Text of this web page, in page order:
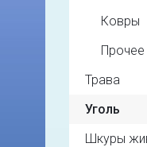
Ковры
Прочее
Трава
Уголь
Шкуры